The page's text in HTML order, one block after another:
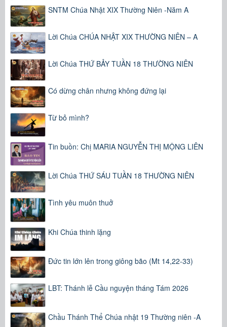
SNTM Chúa Nhật XIX Thường Niên -Năm A
Lời Chúa CHÚA NHẬT XIX THƯỜNG NIÊN – A
Lời Chúa THỨ BẢY TUẦN 18 THƯỜNG NIÊN
Có dừng chân nhưng không đứng lại
Từ bỏ mình?
Tin buồn: Chị MARIA NGUYỄN THỊ MỘNG LIÊN
Lời Chúa THỨ SÁU TUẦN 18 THƯỜNG NIÊN
Tình yêu muôn thuở
Khi Chúa thinh lặng
Đức tin lớn lên trong giông bão (Mt 14,22-33)
LBT: Thánh lễ Cầu nguyện tháng Tám 2026
Chầu Thánh Thể Chúa nhật 19 Thường niên -A